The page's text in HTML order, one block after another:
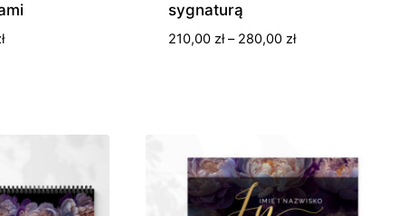
Zakres
sygnaturą
210,00 zł – 280,00 złZakres